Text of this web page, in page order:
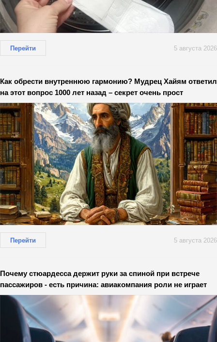
Перейти 5 августа 2026
Как обрести внутреннюю гармонию? Мудрец Хайям ответил
на этот вопрос 1000 лет назад – секрет очень прост
Перейти 5 августа 2026
Почему стюардесса держит руки за спиной при встрече
пассажиров - есть причина: авиакомпания роли не играет